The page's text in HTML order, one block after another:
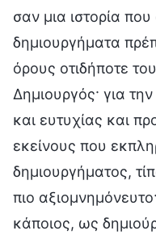
σαν μια ιστορία
δημιουργήματα
όρους οτιδήποτε
Δημιουργός· για
και ευτυχίας και
εκείνους που
δημιουργήματος,
πιο
κάποιος, ως